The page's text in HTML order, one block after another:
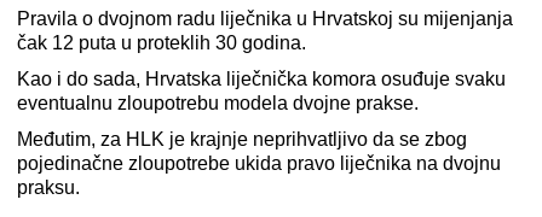
Pravila o dvojnom radu liječnika u Hrvatskoj su mijenjanja
čak 12 puta u proteklih 30 godina.
Kao i do sada, Hrvatska liječnička komora osuđuje svaku
eventualnu zloupotrebu modela dvojne prakse.
Međutim, za HLK je krajnje neprihvatljivo da se zbog
pojedinačne zloupotrebe ukida pravo liječnika na dvojnu
praksu.